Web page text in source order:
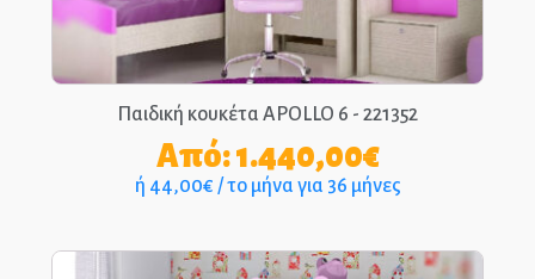
Παιδική κουκέτα APOLLO 6 - 221352
Από:1.440,00€
ή 44,00€ / το μήνα για 36 μήνες